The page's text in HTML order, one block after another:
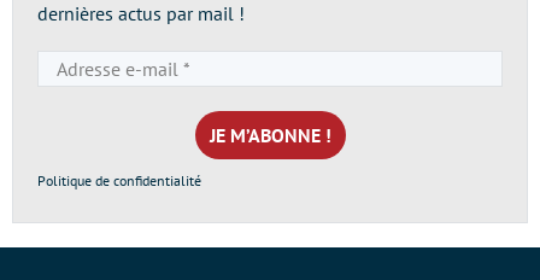
dernières actus par mail !
e-
mail
*
Politique de confidentialité